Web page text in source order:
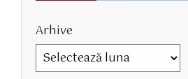
Arhive